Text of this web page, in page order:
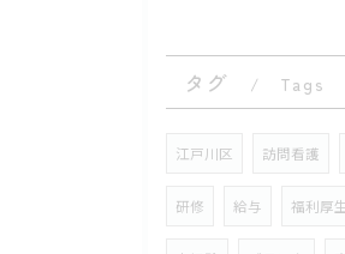
タグ Tags
江戸川区 訪問看護
研修 給与 福利厚生